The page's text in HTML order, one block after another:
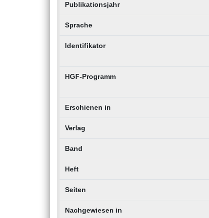
Publikationsjahr
Sprache
Identifikator
HGF-Programm
Erschienen in
Verlag
Band
Heft
Seiten
Nachgewiesen in